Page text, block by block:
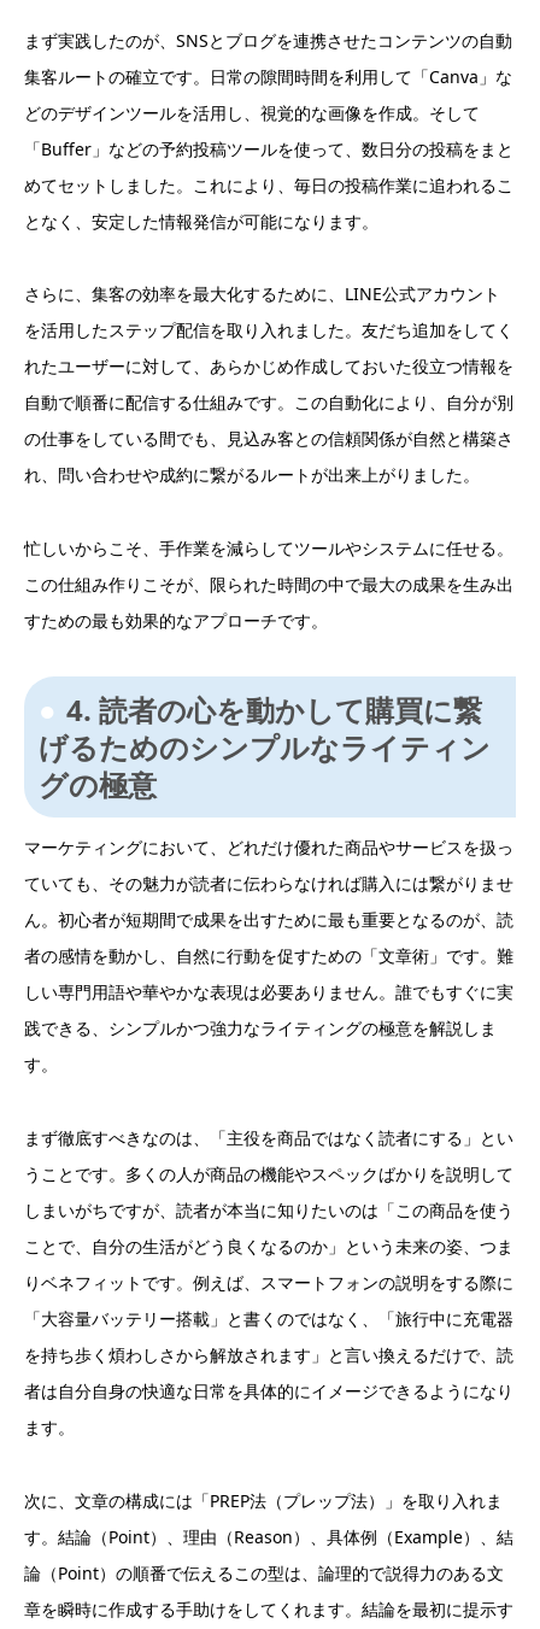
まず実践したのが、SNSとブログを連携させたコンテンツの自動
集客ルートの確立です。日常の隙間時間を利用して「Canva」な
どのデザインツールを活用し、視覚的な画像を作成。そして
「Buffer」などの予約投稿ツールを使って、数日分の投稿をまと
めてセットしました。これにより、毎日の投稿作業に追われるこ
となく、安定した情報発信が可能になります。
さらに、集客の効率を最大化するために、LINE公式アカウント
を活用したステップ配信を取り入れました。友だち追加をしてく
れたユーザーに対して、あらかじめ作成しておいた役立つ情報を
自動で順番に配信する仕組みです。この自動化により、自分が別
の仕事をしている間でも、見込み客との信頼関係が自然と構築さ
れ、問い合わせや成約に繋がるルートが出来上がりました。
忙しいからこそ、手作業を減らしてツールやシステムに任せる。
この仕組み作りこそが、限られた時間の中で最大の成果を生み出
すための最も効果的なアプローチです。
4. 読者の心を動かして購買に繋
げるためのシンプルなライティン
グの極意
マーケティングにおいて、どれだけ優れた商品やサービスを扱っ
ていても、その魅力が読者に伝わらなければ購入には繋がりませ
ん。初心者が短期間で成果を出すために最も重要となるのが、読
者の感情を動かし、自然に行動を促すための「文章術」です。難
しい専門用語や華やかな表現は必要ありません。誰でもすぐに実
践できる、シンプルかつ強力なライティングの極意を解説しま
す。
まず徹底すべきなのは、「主役を商品ではなく読者にする」とい
うことです。多くの人が商品の機能やスペックばかりを説明して
しまいがちですが、読者が本当に知りたいのは「この商品を使う
ことで、自分の生活がどう良くなるのか」という未来の姿、つま
りベネフィットです。例えば、スマートフォンの説明をする際に
「大容量バッテリー搭載」と書くのではなく、「旅行中に充電器
を持ち歩く煩わしさから解放されます」と言い換えるだけで、読
者は自分自身の快適な日常を具体的にイメージできるようになり
ます。
次に、文章の構成には「PREP法（プレップ法）」を取り入れま
す。結論（Point）、理由（Reason）、具体例（Example）、結
論（Point）の順番で伝えるこの型は、論理的で説得力のある文
章を瞬時に作成する手助けをしてくれます。結論を最初に提示す